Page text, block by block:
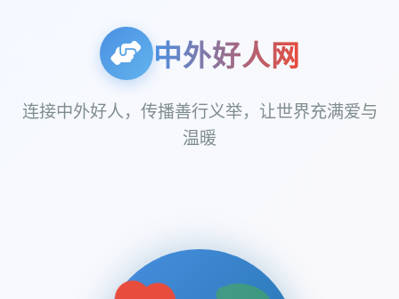
中外好人网
连接中外好人，传播善行义举，让世界充满爱与
温暖